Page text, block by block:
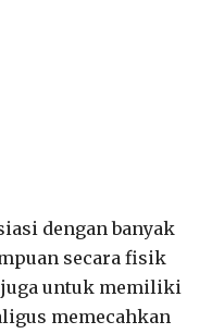
dengan banyak
secara fisik
untuk memiliki
memecahkan